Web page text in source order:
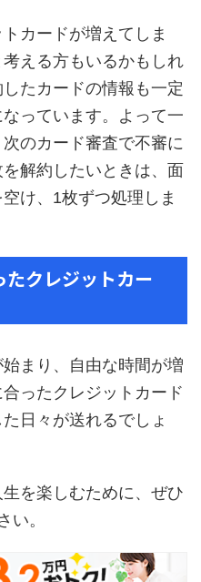
カードが増えてしま
える方もいるかもしれ
たカードの情報も一定
っています。よって一
のカード審査で不審に
解約したいときは、面
け、1枚ずつ処理しま
クレジットカー
まり、自由な時間が増
ったクレジットカード
日々が送れるでしょ
を楽しむために、ぜひ
い。